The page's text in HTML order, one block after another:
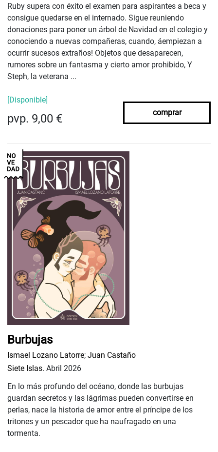
Ruby supera con éxito el examen para aspirantes a beca y
consigue quedarse en el internado. Sigue reuniendo
donaciones para poner un árbol de Navidad en el colegio y
conociendo a nuevas compañeras, cuando, áempiezan a
ocurrir sucesos extraños! Objetos que desaparecen,
rumores sobre un fantasma y cierto amor prohibido, Y
Steph, la veterana ...
[Disponible]
pvp. 9,00 € comprar
Burbujas
Ismael Lozano Latorre; Juan Castaño
Siete Islas. Abril 2026
En lo más profundo del océano, donde las burbujas
guardan secretos y las lágrimas pueden convertirse en
perlas, nace la historia de amor entre el príncipe de los
tritones y un pescador que ha naufragado en una
tormenta.